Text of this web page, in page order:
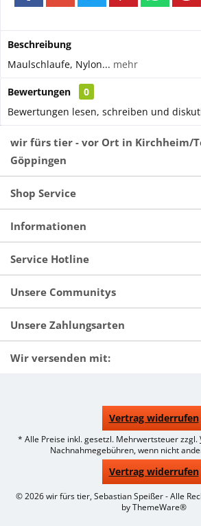
Beschreibung
Maulschlaufe, Nylon... mehr
Bewertungen
0
Bewertungen lesen, schreiben und
wir fürs tier - vor Ort in Kirchheim/
Göppingen
Shop Service
Informationen
Service Hotline
Unsere Communitys
Unsere Zahlungsarten
Wir versenden mit:
Vertrag widerrufen
* Alle Preise inkl. gesetzl. Mehrwertsteuer zzgl.
Nachnahmegebühren, wenn nicht
Vertrag widerrufen
© 2026 wir fürs tier, Sebastian Speißer - Alle
byThemeWare®